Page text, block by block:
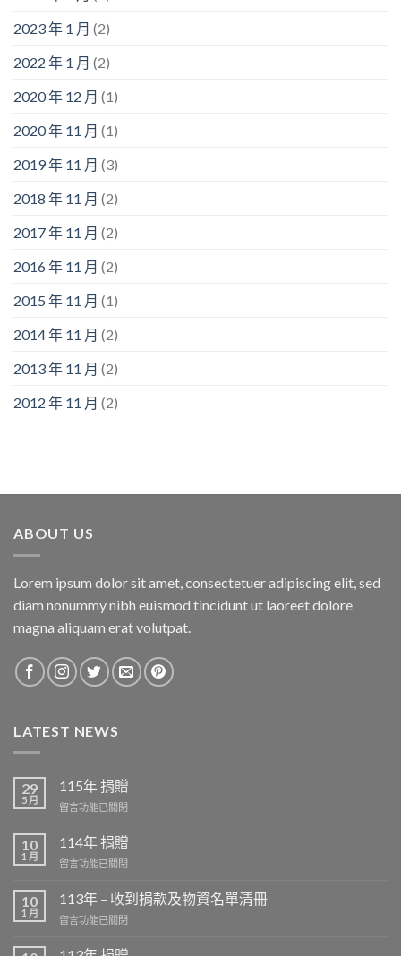
2023 年 1 月 (2)
2022 年 1 月 (2)
2020 年 12 月 (1)
2020 年 11 月 (1)
2019 年 11 月 (3)
2018 年 11 月 (2)
2017 年 11 月 (2)
2016 年 11 月 (2)
2015 年 11 月 (1)
2014 年 11 月 (2)
2013 年 11 月 (2)
2012 年 11 月 (2)
ABOUT US
Lorem ipsum dolor sit amet, consectetuer adipiscing elit, sed
diam nonummy nibh euismod tincidunt ut laoreet dolore
magna aliquam erat volutpat.
LATEST NEWS
29
5 月
115年 捐贈
在
年
贈〉
留言功能已關閉
10
1 月
114年 捐贈
在
年
贈〉
留言功能已關閉
10
1 月
113年 – 收到捐款及物資名單清冊
在
年
留言功能已關閉